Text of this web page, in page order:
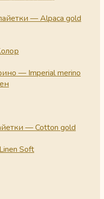
— Alpaca gold
— Imperial merino
— Cotton gold
Soft